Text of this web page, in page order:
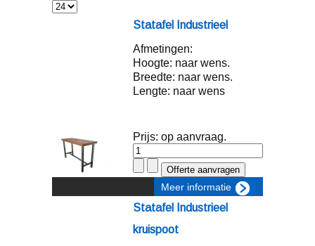
Statafel Industrieel
Afmetingen:
Hoogte: naar wens.
Breedte: naar wens.
Lengte: naar wens
Prijs: op aanvraag.
Meer informatie
Statafel Industrieel
kruispoot